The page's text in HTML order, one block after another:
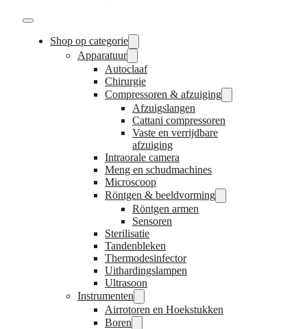
Shop op categorie
Apparatuur
Autoclaaf
Chirurgie
Compressoren & afzuiging
Afzuigslangen
Cattani compressoren
Vaste en verrijdbare
afzuiging
Intraorale camera
Meng en schudmachines
Microscoop
Röntgen & beeldvorming
Röntgen armen
Sensoren
Sterilisatie
Tandenbleken
Thermodesinfector
Uithardingslampen
Ultrasoon
Instrumenten
Airrotoren en Hoekstukken
Boren